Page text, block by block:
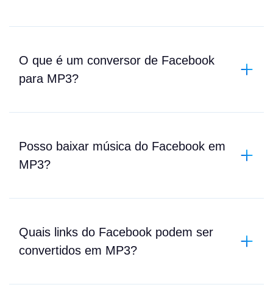
O que é um conversor de Facebook
para MP3?
Posso baixar música do Facebook em
MP3?
Quais links do Facebook podem ser
convertidos em MP3?